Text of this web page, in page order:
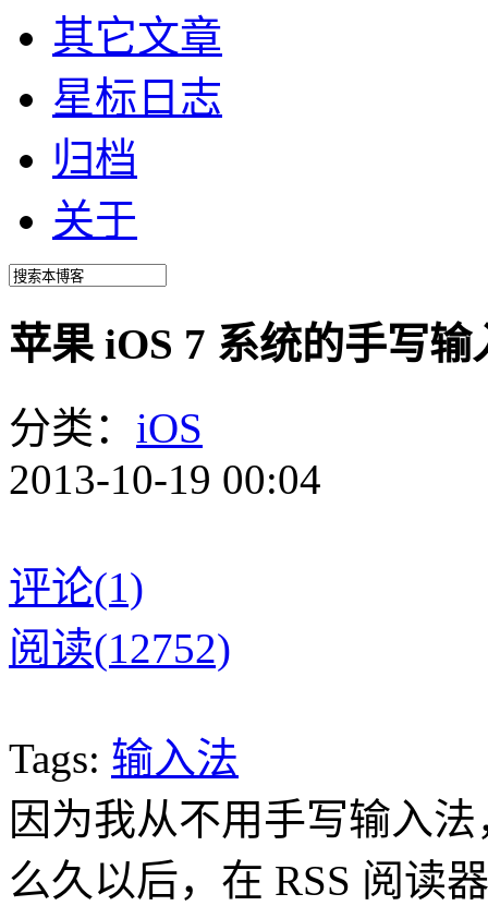
其它文章
星标日志
归档
关于
苹果 iOS 7 系统的手写
分类： iOS
2013-10-19 00:04
评论(1)
阅读(12752)
Tags: 输入法
因为我从不用手写输入
么久以后，在 RSS 阅读